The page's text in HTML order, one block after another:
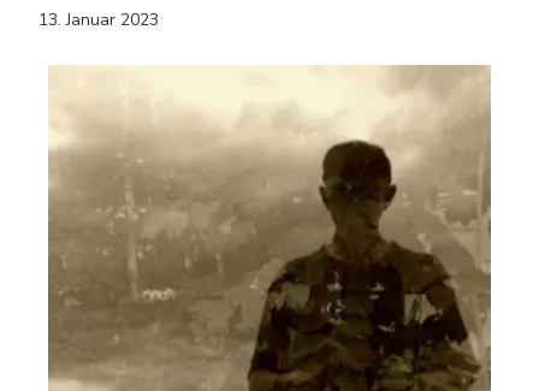
13. Januar 2023